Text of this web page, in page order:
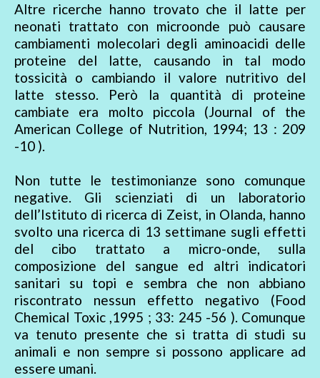
Altre ricerche hanno trovato che il latte per
neonati trattato con microonde può causare
cambiamenti molecolari degli aminoacidi delle
proteine del latte, causando in tal modo
tossicità o cambiando il valore nutritivo del
latte stesso. Però la quantità di proteine
cambiate era molto piccola (Journal of the
American College of Nutrition, 1994; 13 : 209
-10 ).
Non tutte le testimonianze sono comunque
negative. Gli scienziati di un laboratorio
dell’Istituto di ricerca di Zeist, in Olanda, hanno
svolto una ricerca di 13 settimane sugli effetti
del cibo trattato a micro-onde, sulla
composizione del sangue ed altri indicatori
sanitari su topi e sembra che non abbiano
riscontrato nessun effetto negativo (Food
Chemical Toxic ,1995 ; 33: 245 -56 ). Comunque
va tenuto presente che si tratta di studi su
animali e non sempre si possono applicare ad
essere umani.